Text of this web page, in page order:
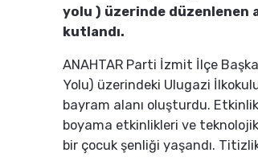
yolu ) üzerinde düzenlenen
kutlandı.
ANAHTAR Parti İzmit İlçe
Yolu) üzerindeki Ulugazi
bayram alanı oluşturdu.
boyama etkinlikleri ve
bir çocuk şenliği yaşandı.